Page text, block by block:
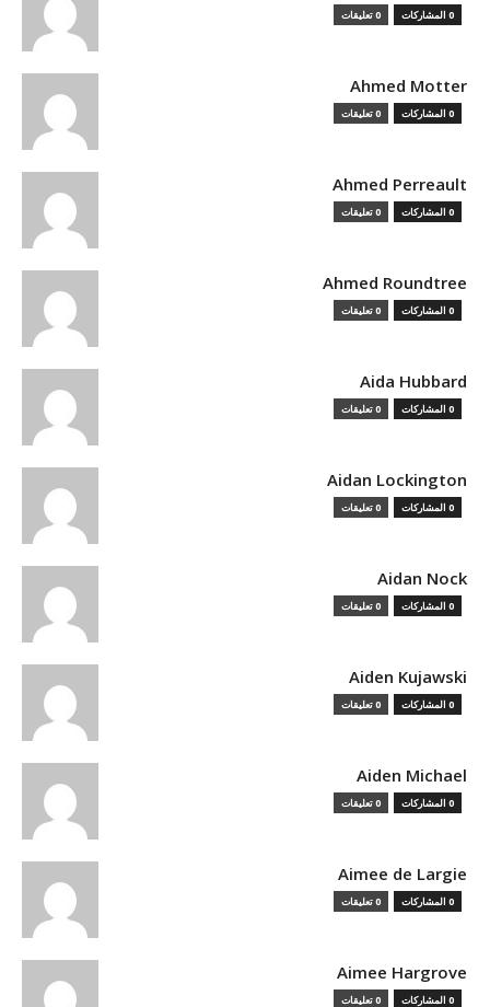
0 المشاركات 0 تعليقات
Ahmed Motter
0 المشاركات 0 تعليقات
Ahmed Perreault
0 المشاركات 0 تعليقات
Ahmed Roundtree
0 المشاركات 0 تعليقات
Aida Hubbard
0 المشاركات 0 تعليقات
Aidan Lockington
0 المشاركات 0 تعليقات
Aidan Nock
0 المشاركات 0 تعليقات
Aiden Kujawski
0 المشاركات 0 تعليقات
Aiden Michael
0 المشاركات 0 تعليقات
Aimee de Largie
0 المشاركات 0 تعليقات
Aimee Hargrove
0 المشاركات 0 تعليقات